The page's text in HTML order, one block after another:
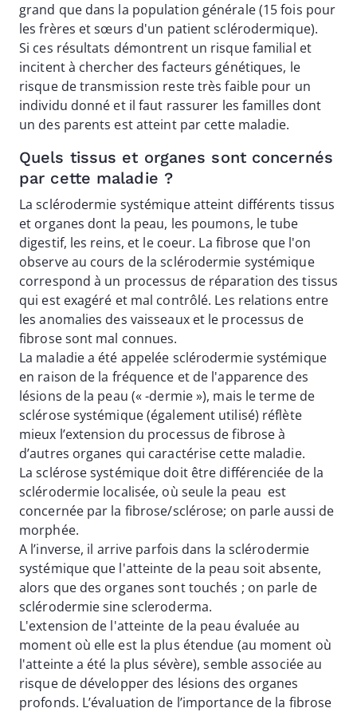
grand que dans la population générale (15 fois pour
les frères et sœurs d'un patient sclérodermique).
Si ces résultats démontrent un risque familial et
incitent à chercher des facteurs génétiques, le
risque de transmission reste très faible pour un
individu donné et il faut rassurer les familles dont
un des parents est atteint par cette maladie.
Quels tissus et organes sont concernés
par cette maladie ?
La sclérodermie systémique atteint différents tissus
et organes dont la peau, les poumons, le tube
digestif, les reins, et le coeur. La fibrose que l'on
observe au cours de la sclérodermie systémique
correspond à un processus de réparation des tissus
qui est exagéré et mal contrôlé. Les relations entre
les anomalies des vaisseaux et le processus de
fibrose sont mal connues.
La maladie a été appelée sclérodermie systémique
en raison de la fréquence et de l'apparence des
lésions de la peau (« -dermie »), mais le terme de
sclérose systémique (également utilisé) réflète
mieux l’extension du processus de fibrose à
d’autres organes qui caractérise cette maladie.
La sclérose systémique doit être différenciée de la
sclérodermie localisée, où seule la peau est
concernée par la fibrose/sclérose; on parle aussi de
morphée.
A l’inverse, il arrive parfois dans la sclérodermie
systémique que l'atteinte de la peau soit absente,
alors que des organes sont touchés ; on parle de
sclérodermie sine scleroderma.
L'extension de l'atteinte de la peau évaluée au
moment où elle est la plus étendue (au moment où
l'atteinte a été la plus sévère), semble associée au
risque de développer des lésions des organes
profonds. L’évaluation de l’importance de la fibrose